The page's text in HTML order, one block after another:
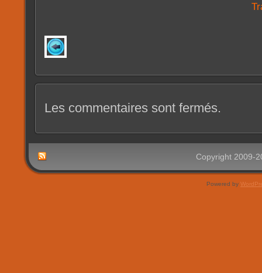
Les commentaires sont fermés.
Copyright 2009-
Powered by